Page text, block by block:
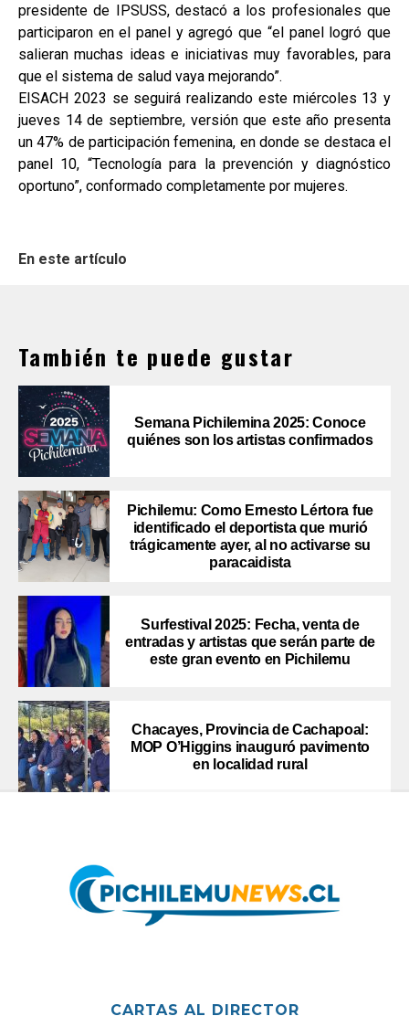
presidente de IPSUSS, destacó a los profesionales que
participaron en el panel y agregó que “el panel logró que
salieran muchas ideas e iniciativas muy favorables, para
que el sistema de salud vaya mejorando”.
EISACH 2023 se seguirá realizando este miércoles 13 y
jueves 14 de septiembre, versión que este año presenta
un 47% de participación femenina, en donde se destaca el
panel 10, “Tecnología para la prevención y diagnóstico
oportuno”, conformado completamente por mujeres.
En este artículo
También te puede gustar
Semana Pichilemina 2025: Conoce
quiénes son los artistas confirmados
Pichilemu: Como Ernesto Lértora fue
identificado el deportista que murió
trágicamente ayer, al no activarse su
paracaidista
Surfestival 2025: Fecha, venta de
entradas y artistas que serán parte de
este gran evento en Pichilemu
Chacayes, Provincia de Cachapoal:
MOP O’Higgins inauguró pavimento
en localidad rural
CARTAS AL DIRECTOR